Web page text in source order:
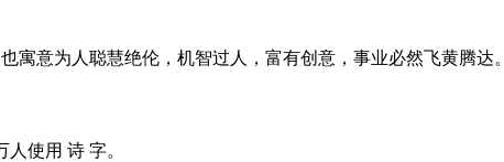
寓意为人聪慧绝伦，机智过人，富有创意，事业必然飞黄腾达。
人使用 诗 字。